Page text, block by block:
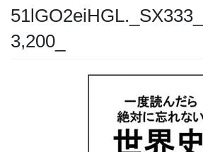
3,200_